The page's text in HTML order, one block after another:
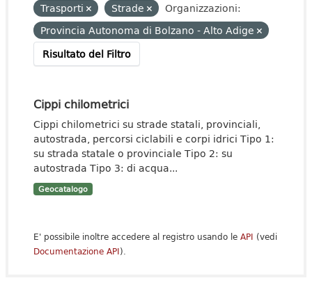
Trasporti
Strade
Organizzazioni:
Provincia Autonoma di Bolzano - Alto Adige
Risultato del Filtro
Cippi chilometrici
Cippi chilometrici su strade statali, provinciali,
autostrada, percorsi ciclabili e corpi idrici Tipo 1:
su strada statale o provinciale Tipo 2: su
autostrada Tipo 3: di acqua...
Geocatalogo
E' possibile inoltre accedere al registro usando le API (vedi
Documentazione API).